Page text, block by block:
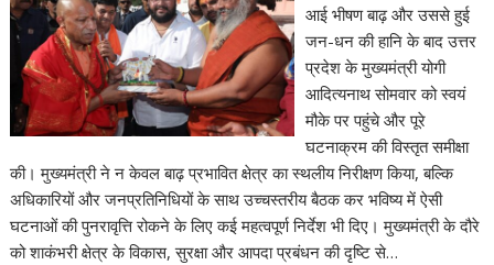
आई भीषण बाढ़ और उससे हुई
जन-धन की हानि के बाद उत्तर
प्रदेश के मुख्यमंत्री योगी
आदित्यनाथ सोमवार को स्वयं
मौके पर पहुंचे और पूरे
घटनाक्रम की विस्तृत समीक्षा
की। मुख्यमंत्री ने न केवल बाढ़ प्रभावित क्षेत्र का स्थलीय निरीक्षण किया, बल्कि
अधिकारियों और जनप्रतिनिधियों के साथ उच्चस्तरीय बैठक कर भविष्य में ऐसी
घटनाओं की पुनरावृत्ति रोकने के लिए कई महत्वपूर्ण निर्देश भी दिए। मुख्यमंत्री के दौरे
को शाकंभरी क्षेत्र के विकास, सुरक्षा और आपदा प्रबंधन की दृष्टि से…